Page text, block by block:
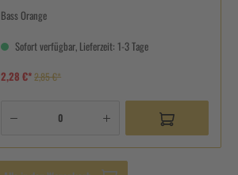
Bass Orange
Sofort verfügbar, Lieferzeit: 1-3 Tage
2,28 €*2,85 €*